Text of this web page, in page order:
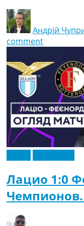
Андрій
comment
Лацио 1:0
Чемпионов.